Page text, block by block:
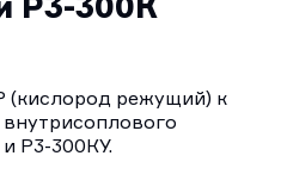
(кислород режущий) к
Р3-300КУ.